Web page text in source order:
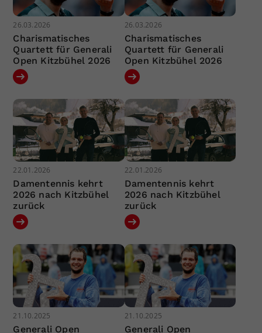
26.03.2026
Charismatisches
Quartett für Generali
Open Kitzbühel 2026
26.03.2026
Charismatisches
Quartett für Generali
Open Kitzbühel 2026
22.01.2026
Damentennis kehrt
2026 nach Kitzbühel
zurück
22.01.2026
Damentennis kehrt
2026 nach Kitzbühel
zurück
21.10.2025
Generali Open
21.10.2025
Generali Open